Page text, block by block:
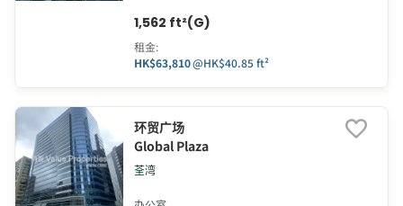
1,562 ft²(G)
租金:
HK$63,810@HK$40.85 ft²
环贸广场
Global Plaza
荃湾